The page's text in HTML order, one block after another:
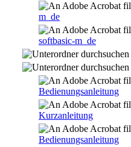
m_de
softbasic-m_de
Bedienungsanleitung
Kurzanleitung
Bedienungsanleitung